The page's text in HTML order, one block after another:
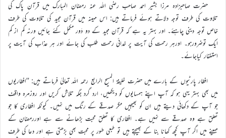
حضرت صاحبزادہ مرزا بشیر احمد صاحب رضی اللہ عنہ رمضان المبارک میں قرآن پاک کی
تلاوت کی طرف توجہ دلاتے ہوئے فرماتے ہیں: اس مہینہ میں قرآن مجید کی تلاوت کی طرف
خاص توجہ دینی چاہئے۔ اور بہتر یہ ہے کہ قرآن مجید کے دو دَور مکمل کئے جائیں ورنہ کم از کم
ایک توضرورہو۔ اورہر رحمت کی آیت پر خدائی رحمت طلب کی جائے اور ہر عذاب کی آیت پر
استغفار کیاجائے۔
افطار پارٹیوں کے بارے میں حضرت خلیفۃ المسیح الرابع رحمہ اللہ تعالیٰ فرماتے ہیں: ’’افطاریوں
میں بھی بہتر یہی ہو کہ آپ اپنے ہمسایوں کو دیکھیں، ارد گرد جگہ تلاش کریں اور روزمرہ واقف
جو آپ کے دکھائی دیتے ہیں ان کو بھیجیں مگر صدقے کے رنگ میں نہیں۔ کیونکہ افطاری کا جو
تعلق ہے وہ صدقے سے نہیں ہے۔ افطاری کا تعلق محبت بڑھانے سے ہے اوررمضان کے
مہینے میں اگر آپ کچھ کھانا بنا کے بھیجتے ہیں تو طبعی طور پر محبت بھی بڑھتی ہے اور دعا کی طرف